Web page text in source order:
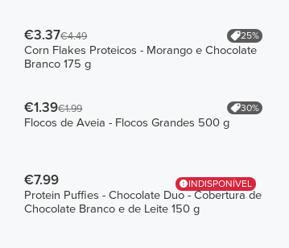
€3.37€4.49 25%
Corn Flakes Proteicos - Morango e Chocolate
Branco 175 g
€1.39€1.99 30%
Flocos de Aveia - Flocos Grandes 500 g
INDISPONÍVEL
€7.99
Protein Puffies - Chocolate Duo - Cobertura de
Chocolate Branco e de Leite 150 g